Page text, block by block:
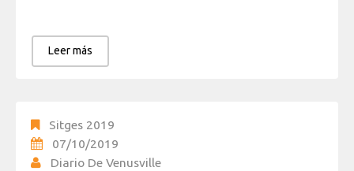
Leer más
Sitges 2019
07/10/2019
Diario De Venusville